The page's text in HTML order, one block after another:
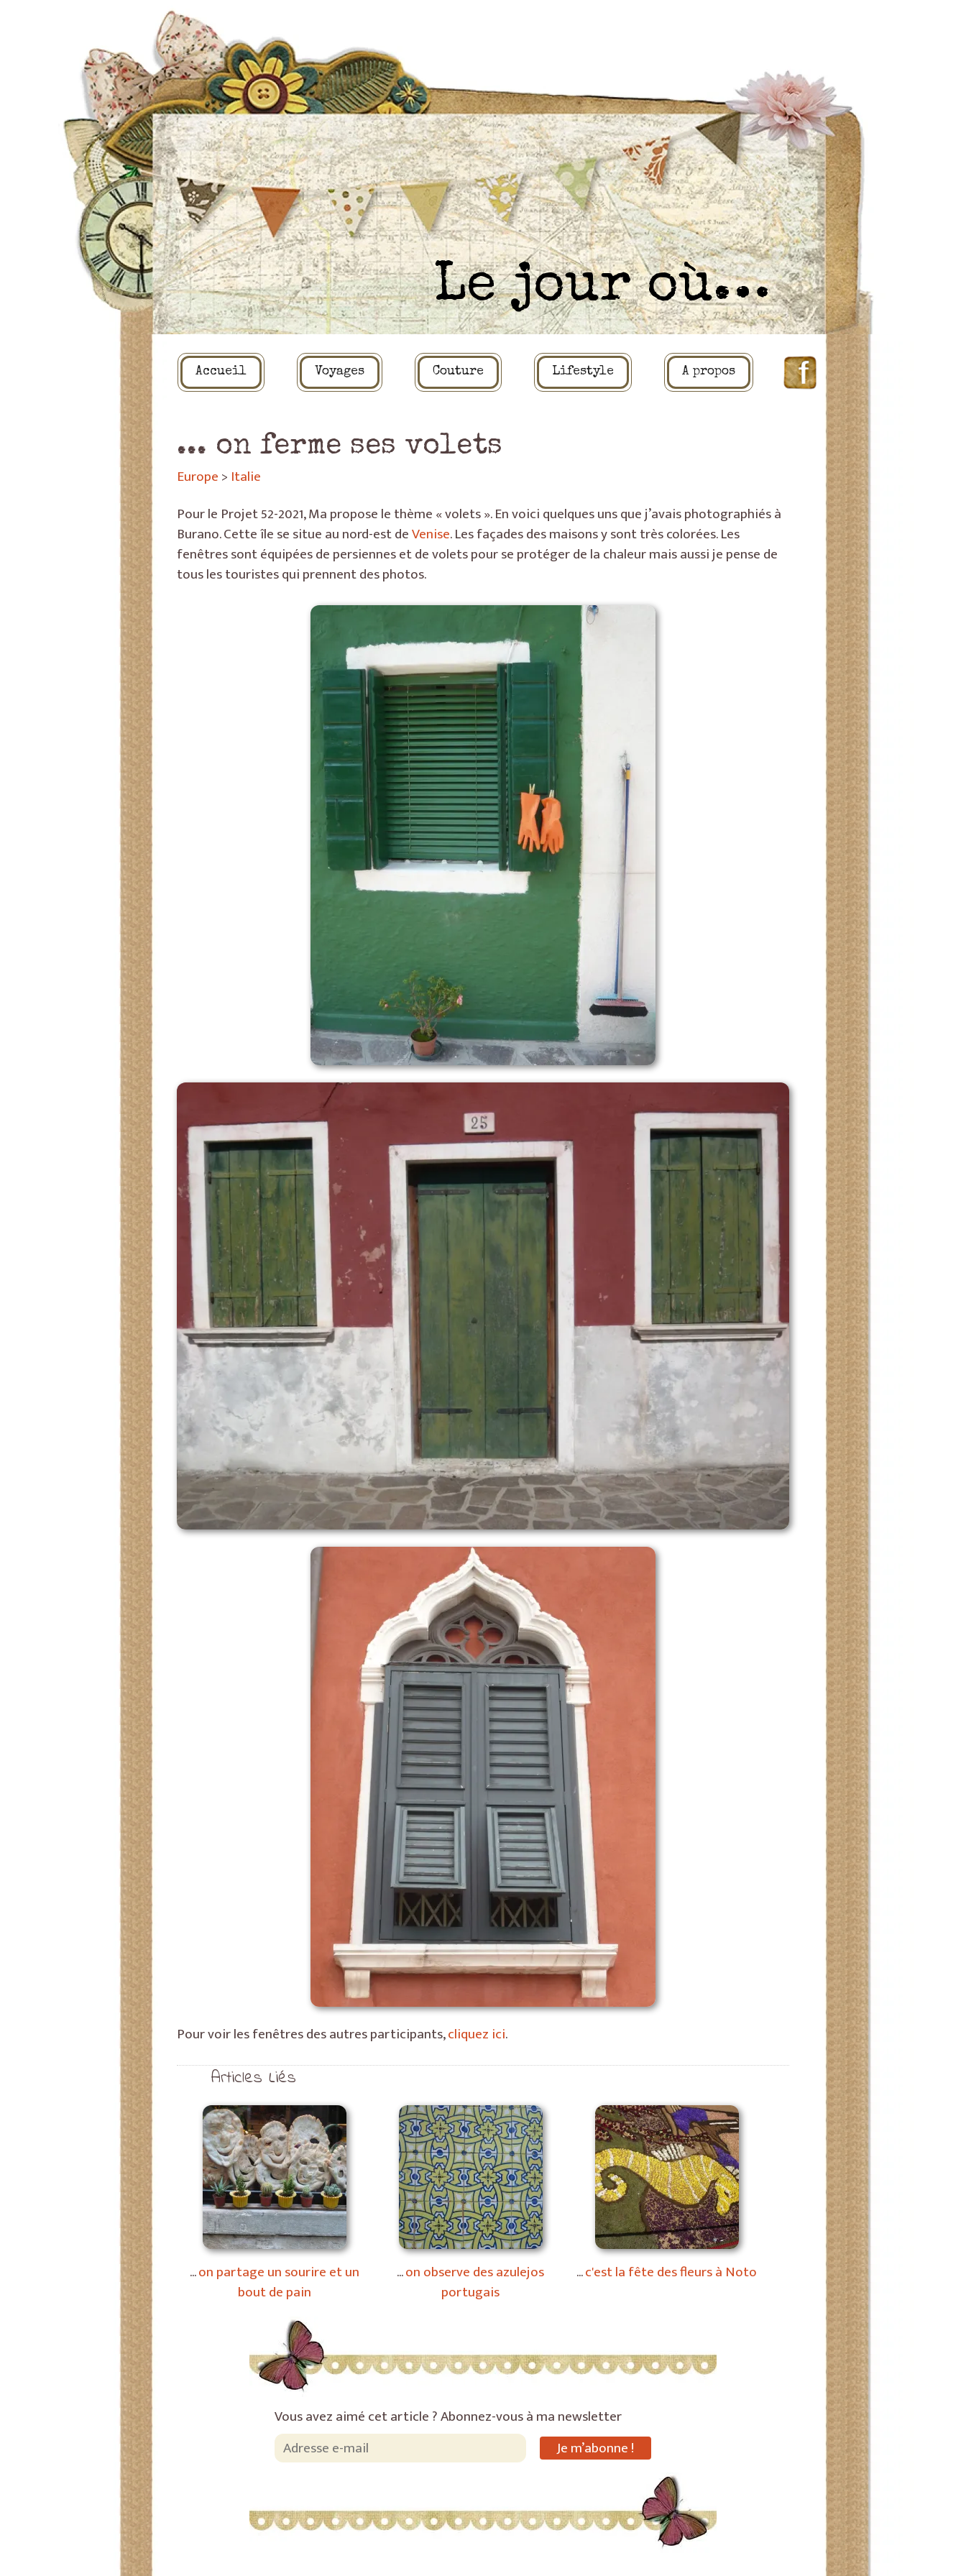
Le jour où…
Accueil Voyages Couture Lifestyle A propos
... on ferme ses volets
Europe> Italie
Pour le Projet 52-2021, Ma propose le thème « volets ». En voici quelques uns que j’avais photographiés à
Burano. Cette île se situe au nord-est deVenise. Les façades des maisons y sont très colorées. Les
fenêtres sont équipées de persiennes et de volets pour se protéger de la chaleur mais aussi je pense de
tous les touristes qui prennent des photos.
Pour voir les fenêtres des autres participants,cliquez ici.
Articles Liés
on partage un sourire et un
bout de pain
on observe des azulejos
portugais
c'est la fête des fleurs à Noto
Vous avez aimé cet article ? Abonnez-vous à ma newsletter